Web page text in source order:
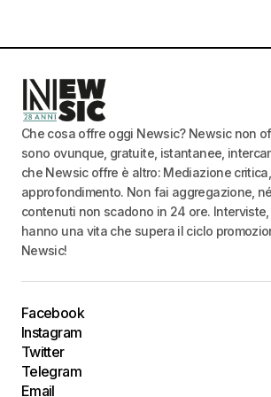
Che cosa offre oggi Newsic? Newsic non
sono ovunque, gratuite, istantanee,
che Newsic offre è altro: Mediazione critica,
approfondimento. Non fai aggregazione,
contenuti non scadono in 24 ore.
hanno una vita che supera il ciclo
Newsic!
Facebook
Instagram
Twitter
Telegram
Email